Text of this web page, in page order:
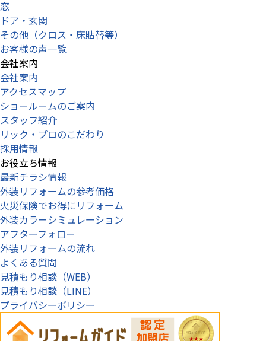
窓
ドア・玄関
その他（クロス・床貼替等）
お客様の声一覧
会社案内
会社案内
アクセスマップ
ショールームのご案内
スタッフ紹介
リック・プロのこだわり
採用情報
お役立ち情報
最新チラシ情報
外装リフォームの参考価格
火災保険でお得にリフォーム
外装カラーシミュレーション
アフターフォロー
外装リフォームの流れ
よくある質問
見積もり相談（WEB）
見積もり相談（LINE）
プライバシーポリシー